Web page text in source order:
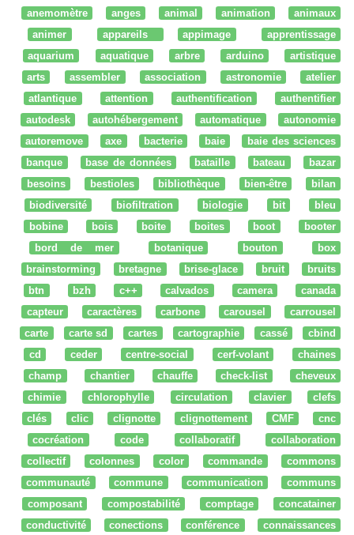
anemomètre
anges animal animation
animaux
animer
appareils appimage
apprentissage
aquarium
aquatique arbre arduino
artistique
arts
assembler association astronomie
atelier
atlantique
attention authentification
authentifier
autodesk
autohébergement automatique
autonomie
autoremove
axe bacterie baie
baie des sciences
banque
base de données bataille bateau
bazar
besoins
bestioles bibliothèque bien-être
bilan
biodiversité
biofiltration biologie bit
bleu
bobine
bois boite boites boot
booter
bord de mer
botanique bouton
box
brainstorming
bretagne brise-glace bruit
bruits
btn
bzh c++ calvados camera
canada
capteur
caractères carbone carousel
carrousel
carte
carte sd cartes cartographie cassé
cbind
cd
ceder centre-social cerf-volant
chaines
champ
chantier chauffe check-list
cheveux
chimie
chlorophylle circulation clavier
clefs
clés
clic clignotte clignottement CMF
cnc
cocréation
code collaboratif
collaboration
collectif
colonnes color commande
commons
communauté
commune communication
communs
composant
compostabilité comptage
concatainer
conductivité
conections conférence
connaissances